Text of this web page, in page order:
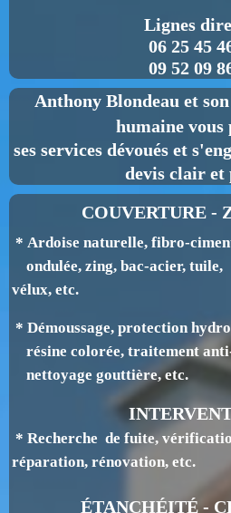
Lignes
06 25 45
09 52 09
Anthony Blondeau et
humaine vous
ses services dévoués et
devis clair et
COUVERTURE -
* Ardoise naturelle, fibro-
ondulée, zing, bac-
vélux, etc.
* Démoussage, protection
résine colorée, traitement
nettoyage gouttière, etc.
* Recherche de fuite,
réparation, rénovation, etc.
ÉTANCHÉITÉ -